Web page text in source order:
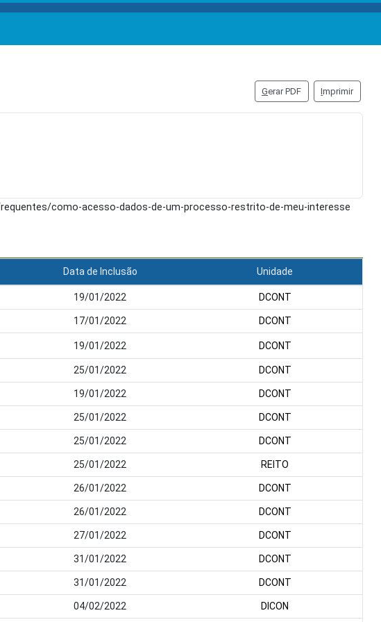
Gerar PDF Imprimir
como-acesso-dados-de-um-processo-restrito-de-meu-interesse
Data de Inclusão Unidade
19/01/2022 DCONT
17/01/2022 DCONT
19/01/2022 DCONT
25/01/2022 DCONT
19/01/2022 DCONT
25/01/2022 DCONT
25/01/2022 DCONT
25/01/2022 REITO
26/01/2022 DCONT
26/01/2022 DCONT
27/01/2022 DCONT
31/01/2022 DCONT
31/01/2022 DCONT
04/02/2022 DICON